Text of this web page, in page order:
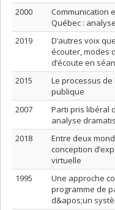
2000
Communication
Québec :
2019
D’autres voix
écouter, modes
d’écoute en
2015
Le processus
publique
2007
Parti pris libéral
analyse
2018
Entre deux
conception
virtuelle
1995
Une approche
programme de
d&apos;un